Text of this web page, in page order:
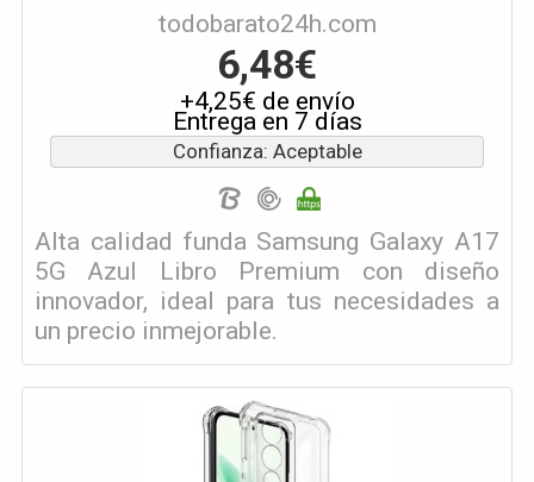
todobarato24h.com
6,48€
+4,25€ de envío
Entrega en 7 días
Confianza: Aceptable
Alta calidad funda Samsung Galaxy A17
5G Azul Libro Premium con diseño
innovador, ideal para tus necesidades a
un precio inmejorable.